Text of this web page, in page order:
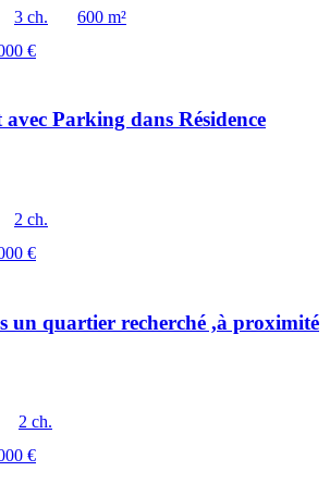
3 ch.
600 m²
€
Parking dans Résidence
2 ch.
€
un quartier recherché ,à proximité
2 ch.
€